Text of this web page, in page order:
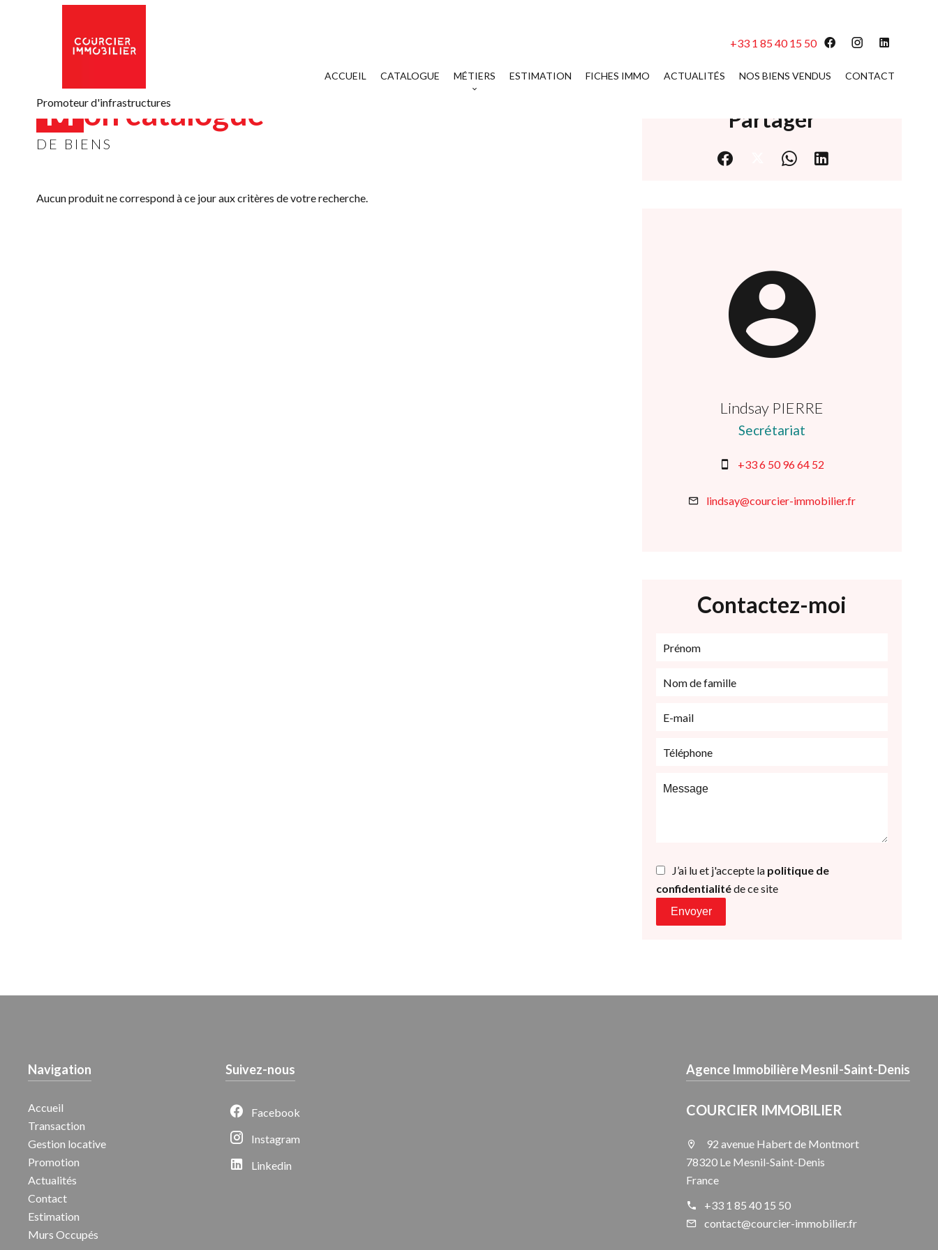
Promoteur d'infrastructures
+33 1 85 40 15 50
ACCUEIL CATALOGUE MÉTIERS ESTIMATION FICHES IMMO ACTUALITÉS NOS BIENS VENDUS CONTACT
Mon catalogue
DE BIENS
Aucun produit ne correspond à ce jour aux critères de votre recherche.
Partager
Lindsay PIERRE
Secrétariat
+33 6 50 96 64 52
lindsay@courcier-immobilier.fr
Contactez-moi
J’ai lu et j'accepte la politique de
confidentialitéde ce site
Envoyer
Navigation
Accueil
Transaction
Gestion locative
Promotion
Actualités
Contact
Estimation
Murs Occupés
Agence Immobilière Mesnil-Saint-Denis
COURCIER IMMOBILIER
92 avenue Habert de Montmort
78320 Le Mesnil-Saint-Denis
France
+33 1 85 40 15 50
contact@courcier-immobilier.fr
Suivez-nous
Facebook
Instagram
Linkedin